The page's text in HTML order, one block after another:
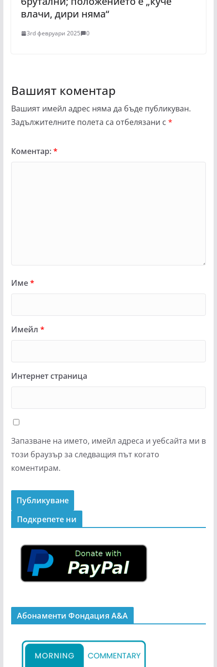
влачи, дири няма“
3rd февруари 2025 0
Вашият коментар
Вашият имейл адрес няма да бъде публикуван.
Задължителните полета са отбелязани с *
Коментар:*
Име*
Имейл *
Интернет страница
Запазване на името, имейл адреса и уебсайта ми в
този браузър за следващия път когато
коментирам.
Подкрепeте ни
Абонаменти Фондация А&A